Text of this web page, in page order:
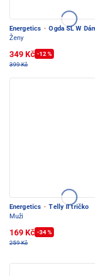
Energetics · Ogda SL W
Ženy
349 Kč -12 %
399 Kč
Energetics · Telly II tričko
Muži
169 Kč -34 %
259 Kč